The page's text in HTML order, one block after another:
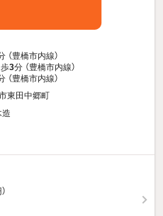
（豊橋市内線）
3分 （豊橋市内線）
（豊橋市内線）
東田中郷町
造